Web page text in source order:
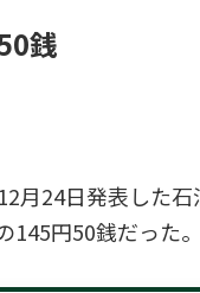
銭
月24日発表した
円50銭だった